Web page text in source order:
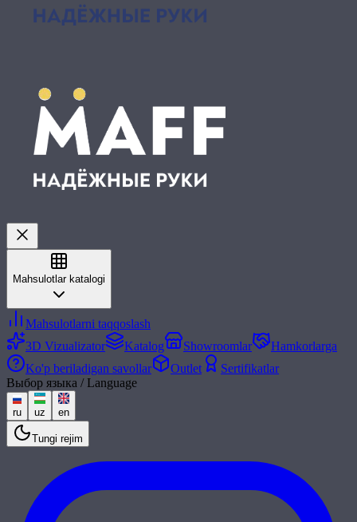
Mahsulotlar katalogi
Mahsulotlarni taqqoslash
3D Vizualizator
Katalog Showroomlar
Hamkorlarga
Ko'p beriladigan savollar
Outlet
Sertifikatlar
Выбор языка / Language
ru uz en
Tungi rejim